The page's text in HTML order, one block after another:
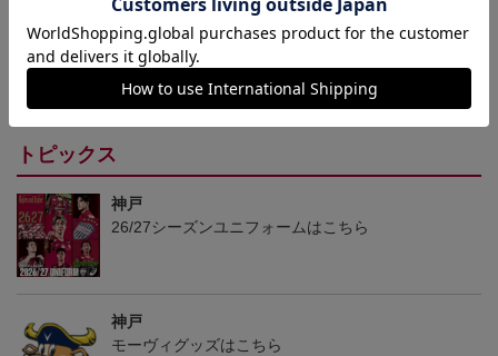
26/27_【レプリカ】ユニ
26/27_【オーセン】ユニ
フォーム（1st）
36,500円
26/27_キッズTシャツ
12,500円
トピックス
神戸
26/27シーズンユニフォームはこちら
神戸
モーヴィグッズはこちら